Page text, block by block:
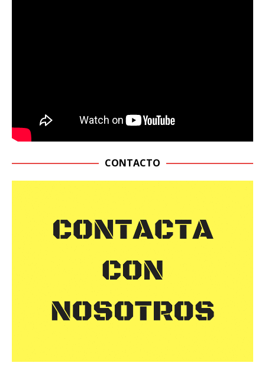
CONTACTO